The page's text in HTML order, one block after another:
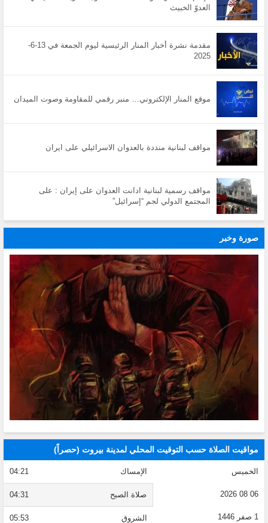
العدوّ الخبيث
مقدمة نشرة أخبار المنار الرئيسية ليوم الجمعة في 13-6-
2025
موقع المنار الإلكتروني… منبر رقمي للمقاومة وصوت الميدان
مواقف لبنانية منددة بالعدوان الاسرائيلي على ايران
مواقف رسمية لبنانية ادانت العدوان على إيران : على
المجتمع الدولي لجم “إسرائيل”
صورة وخبر
مواقيت الصلاة حسب التوقيت المحلي لمدينة بيروت (حصراً)
الخميس
06 08 2026
1 صفر 1446
الإمساك 04:21
صلاة الصبح 04:31
الشروق 05:53